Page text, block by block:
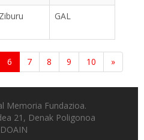
Ziburu GAL
6 7 8 9 10 »
Memoria Fundazioa.
21, Denak Poligonoa